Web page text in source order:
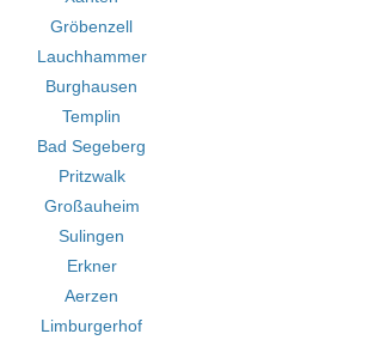
Gröbenzell
Lauchhammer
Burghausen
Templin
Bad Segeberg
Pritzwalk
Großauheim
Sulingen
Erkner
Aerzen
Limburgerhof